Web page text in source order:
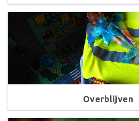
Overblijven